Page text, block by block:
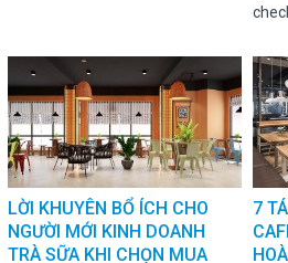
LỜI KHUYÊN BỔ ÍCH CHO
NGƯỜI MỚI KINH DOANH
TRÀ SỮA KHI CHỌN MUA
7